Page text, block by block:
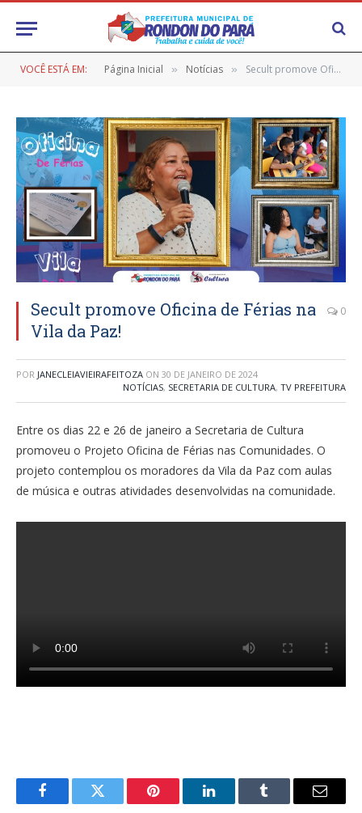
VOCÊ ESTÁ EM: Página Inicial » Notícias » Secult promove Oficina de Férias na Vila da Paz!
Secult promove Oficina de Férias na
Vila da Paz!
0
POR JANECLEIAVIEIRAFEITOZA ON 30 DE JANEIRO DE 2024
NOTÍCIAS, SECRETARIA DE CULTURA, TV PREFEITURA
Entre os dias 22 e 26 de janeiro a Secretaria de Cultura
promoveu o Projeto Oficina de Férias nas Comunidades. O
projeto contemplou os moradores da Vila da Paz com aulas
de música e outras atividades desenvolvidas na comunidade.
FacebookTwitter Pinterest LinkedInTumblr
E-